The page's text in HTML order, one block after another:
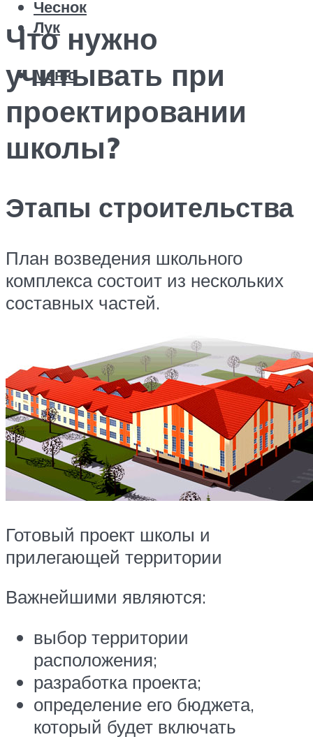
Чеснок
Лук
Меню
Что нужно
учитывать при
проектировании
школы?
Этапы строительства
План возведения школьного
комплекса состоит из нескольких
составных частей.
Готовый проект школы и
прилегающей территории
Важнейшими являются:
выбор территории
расположения;
разработка проекта;
определение его бюджета,
который будет включать